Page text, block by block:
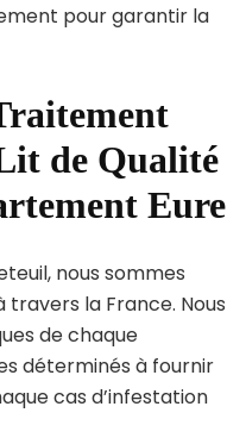
pour garantir la
de Qualité
Eure
nous sommes
travers la France. Nous
de chaque
déterminés à fournir
cas d’infestation